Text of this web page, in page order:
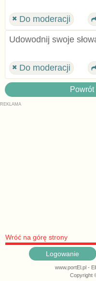
Do moderacji
Udowodnij swoje
Do moderacji
Wróć na górę strony
Logowanie
www.portEl.pl -
Copyright